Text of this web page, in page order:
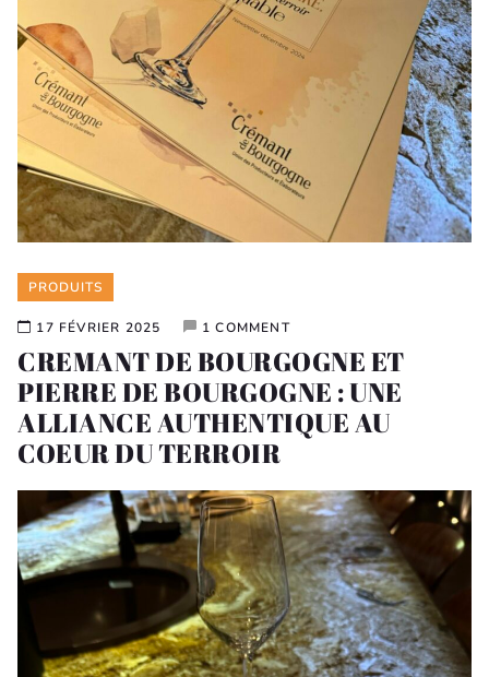
Categories
PRODUITS
17 FÉVRIER 2025 1 COMMENT
CREMANT DE BOURGOGNE ET
PIERRE DE BOURGOGNE : UNE
ALLIANCE AUTHENTIQUE AU
COEUR DU TERROIR